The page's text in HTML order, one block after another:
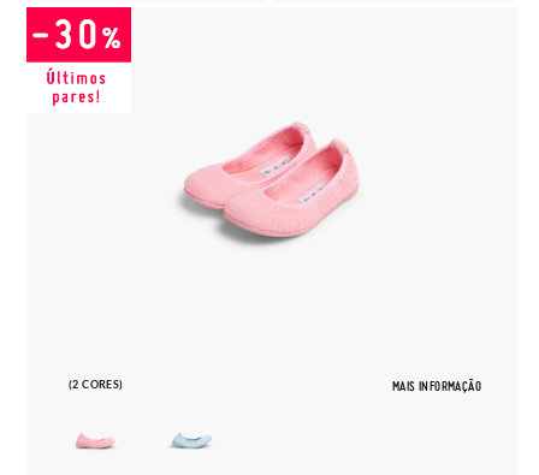
(2 CORES) MAIS INFORMAÇÃO